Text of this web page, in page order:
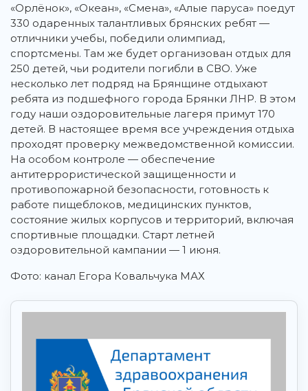
«Орлёнок», «Океан», «Смена», «Алые паруса» поедут
330 одаренных талантливых брянских ребят —
отличники учебы, победили олимпиад,
спортсмены. Там же будет организован отдых для
250 детей, чьи родители погибли в СВО. Уже
несколько лет подряд на Брянщине отдыхают
ребята из подшефного города Брянки ЛНР. В этом
году наши оздоровительные лагеря примут 170
детей. В настоящее время все учреждения отдыха
проходят проверку межведомственной комиссии.
На особом контроле — обеспечение
антитеррористической защищенности и
противопожарной безопасности, готовность к
работе пищеблоков, медицинских пунктов,
состояние жилых корпусов и территорий, включая
спортивные площадки. Старт летней
оздоровительной кампании — 1 июня.
Фото: канал Егора Ковальчука МАХ